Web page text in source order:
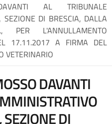
AL TRIBUNALE
SEZIONE DI BRESCIA, DALLA
PER L'ANNULLAMENTO
17.11.2017 A FIRMA DEL
VETERINARIO
DAVANTI
DI